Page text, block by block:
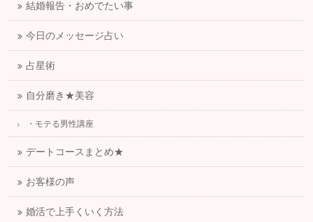
結婚報告・おめでたい事
今日のメッセージ占い
占星術
自分磨き★美容
・モテる男性講座
デートコースまとめ★
お客様の声
婚活で上手くいく方法